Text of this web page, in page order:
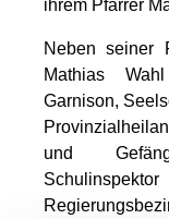
ihrem Pfarrer
Neben seiner
Mathias
Garnison,
und